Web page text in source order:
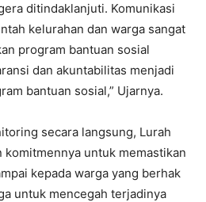
ditindaklanjuti. Komunikasi
kelurahan dan warga sangat
program bantuan sosial
dan akuntabilitas menjadi
bantuan sosial,” Ujarnya.
secara langsung, Lurah
untuk memastikan
kepada warga yang berhak
untuk mencegah terjadinya